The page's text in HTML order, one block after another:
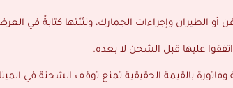
أو الطيران وإجراءات الجمارك، ونثبّتها كتابةً في
عليها قبل الشحن لا بعده.
بالقيمة الحقيقية تمنع توقف الشحنة في